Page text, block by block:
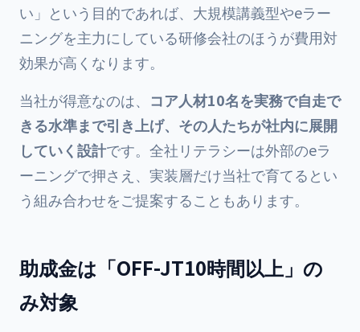
い」という目的であれば、大規模講義型やeラー
ニングを主力にしている研修会社のほうが費用対
効果が高くなります。
当社が得意なのは、 コア人材10名を実務で自走で
きる水準まで引き上げ、その人たちが社内に展開
していく設計です。全社リテラシーは外部のeラ
ーニングで押さえ、実装層だけ当社で育てるとい
う組み合わせをご提案することもあります。
助成金は「OFF-JT10時間以上」の
み対象